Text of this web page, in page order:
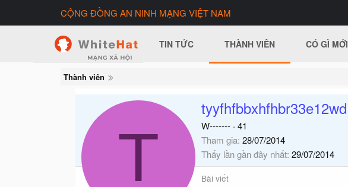
CỘNG ĐỒNG AN NINH MẠNG VIỆT NAM
TIN TỨC THÀNH VIÊN CÓ GÌ MỚI
Thành viên
T
tyyfhfbbxhfhbr33e12wd
W------- · 41
Tham gia 28/07/2014
Thấy lần gần đây nhất 29/07/2014
Bài viết